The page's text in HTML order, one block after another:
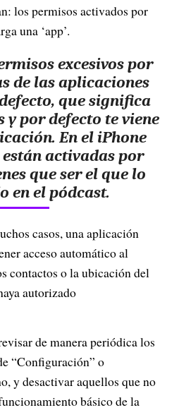
los permisos activados por
una ‘app’.
excesivos por
de las aplicaciones
que significa
y por defecto te viene
En el iPhone
activadas por
que ser el que lo
en el pódcast.
casos, una aplicación
acceso automático al
contactos o la ubicación del
autorizado
de manera periódica los
“Configuración” o
y desactivar aquellos que no
básico de la